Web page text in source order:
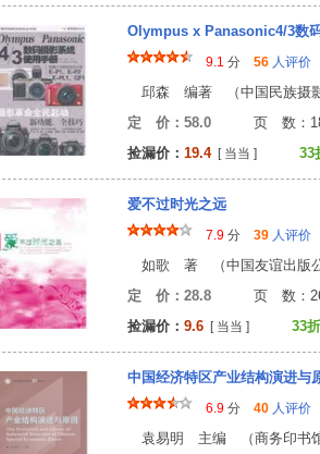
Olympus x Panasonic4/3数
9.1 分 56 人评价
邱森 编著 （中国民族摄影
定 价：58.0 页
捡漏价： 19.4[ 当当 ] 33
爱不过时光之远
7.9 分 39 人评价
如歌 著 （中国友谊出版公
定 价：28.8 页
捡漏价： 9.6 [ 当当 ] 33折
中国经济特区产业结构演进与
6.9 分 40 人评价
袁易明 主编 （商务印书馆